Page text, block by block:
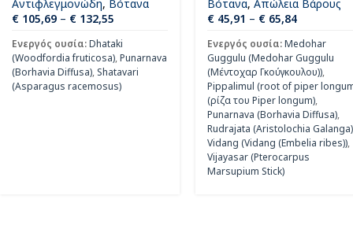
Αντιφλεγμονώδη, Βότανα
€ 105,69 – € 132,55
Ενεργός ουσία:Dhataki
(Woodfordia fruticosa),Punarnava
(Borhavia Diffusa), Shatavari
(Asparagus racemosus)
Βότανα,Απώλεια Βάρους
€ 45,91 – € 65,84
Ενεργός ουσία:Medohar
Guggulu (Medohar Guggulu
(Μέντοχαρ Γκούγκουλου)),
Pippalimul (root of piper
(ρίζα του Piper longum),
Punarnava (Borhavia Diffusa),
Rudrajata (Aristolochia Galanga)
Vidang (Vidang (Embelia ribes)),
Vijayasar (Pterocarpus
Marsupium Stick)